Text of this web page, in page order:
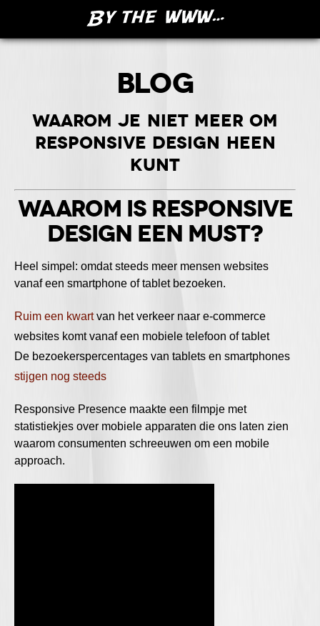
BLOG
Waarom je niet meer om
responsive design heen
kunt
Waarom is responsive
design een must?
Heel simpel: omdat steeds meer mensen websites
vanaf een smartphone of tablet bezoeken.
Ruim een kwartvan het verkeer naar e-commerce
websites komt vanaf een mobiele telefoon of tablet
De bezoekerspercentages van tablets en smartphones
stijgen nog steeds
Responsive Presence maakte een filmpje met
statistiekjes over mobiele apparaten die ons laten zien
waarom consumenten schreeuwen om een mobile
approach.